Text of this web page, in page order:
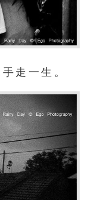
走一生。